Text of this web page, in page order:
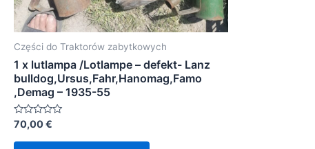
Części do Traktorów zabytkowych
1 x lutlampa /Lotlampe – defekt- Lanz
bulldog,Ursus,Fahr,Hanomag,Famo
,Demag – 1935-55
Oceniono
na
70,00€